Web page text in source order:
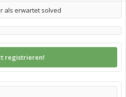
als erwartet solved
registrieren!